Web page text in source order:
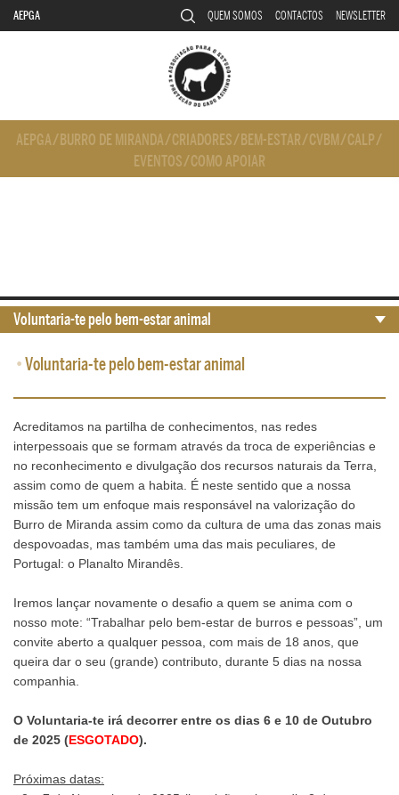
AEPGA QUEM SOMOS CONTACTOS NEWSLETTER
AEPGA/ BURRO DE MIRANDA/CRIADORES/ BEM-ESTAR/CVBM/CALP/
EVENTOS/COMO APOIAR
•Voluntaria-te pelo bem-estar animal
Acreditamos na partilha de conhecimentos, nas redes
interpessoais que se formam através da troca de experiências e
no reconhecimento e divulgação dos recursos naturais da Terra,
assim como de quem a habita. É neste sentido que a nossa
missão tem um enfoque mais responsável na valorização do
Burro de Miranda assim como da cultura de uma das zonas mais
despovoadas, mas também uma das mais peculiares, de
Portugal: o Planalto Mirandês.
Iremos lançar novamente o desafio a quem se anima com o
nosso mote: “Trabalhar pelo bem-estar de burros e pessoas”, um
convite aberto a qualquer pessoa, com mais de 18 anos, que
queira dar o seu (grande) contributo, durante 5 dias na nossa
companhia.
O Voluntaria-te irá decorrer entre os dias 6 e 10 de Outubro
de 2025 (ESGOTADO).
Próximas datas:
Voluntaria-te pelo bem-estar animal